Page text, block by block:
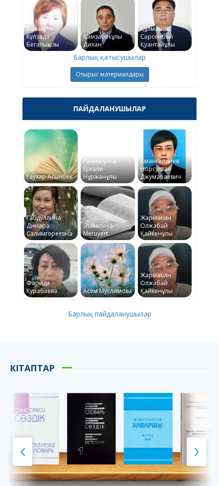
Бажықова
Күлзада
Бегалықызы
Қамзабекұлы
Дихан
Құлманов
Сәрсенбай
Қуантайұлы
Барлық қатысушылар
Отырыс материалдары
ПАЙДАЛАНУШЫЛАР
Гаухар Асылбек
Рахматулла
Ерғали
Нұржанұлы
Амангелдиев
Норсултан
Джумабаевич
Габдуллина
Динара
Салимгереевна
Shakenova
Meruyert
Жармакин
Олжабай
Қайкенұлы
Фарида
Курабаева
Асем Муслимова
Жармакин
Олжабай
Қайкенұлы
Барлық пайдаланушылар
КІТАПТАР